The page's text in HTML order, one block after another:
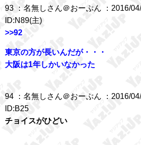
93 ：名無しさん＠おーぷん ：2016/
ID:N89(主)
>>92
東京の方が長いんだが・・・
大阪は1年しかいなかった
94 ：名無しさん＠おーぷん ：2016/
ID:B25
チョイスがひどい